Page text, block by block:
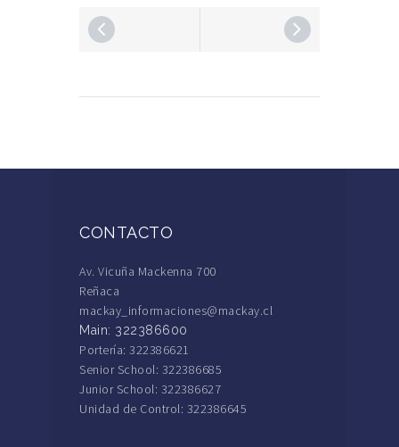
CONTACTO
Av. Vicuña Mackenna 700
Reñaca
mackay_informaciones@mackay.cl
Main: 322386600
Portería: 322386621
Senior School: 322386685
Junior School: 322386627
Unidad de Control: 322386645